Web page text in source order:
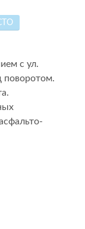
ЭТО МЕСТО
с ул.
поворотом.